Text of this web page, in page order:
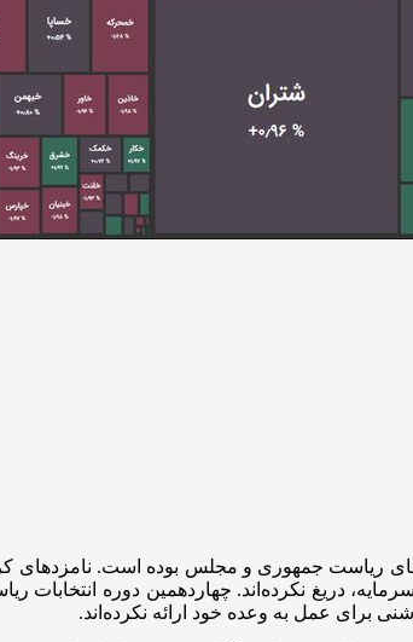
تبلیغاتی کاندیداهای ریاست جمهوری و مجلس بوده
دریغ نکرده‌اند. چهاردهمین دوره انتخابات